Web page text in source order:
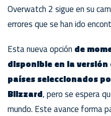
Overwatch 2 sigue en su
errores que se han ido
Esta nueva opción de
disponible en la versión
países seleccionados
Blizzard, pero se espera
mundo. Este avance forma